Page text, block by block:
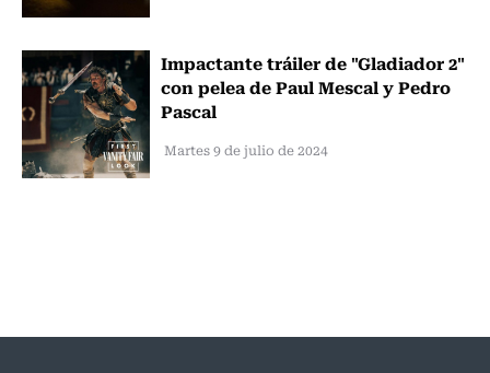
Impactante tráiler de "Gladiador 2"
con pelea de Paul Mescal y Pedro
Pascal
Martes 9 de julio de 2024